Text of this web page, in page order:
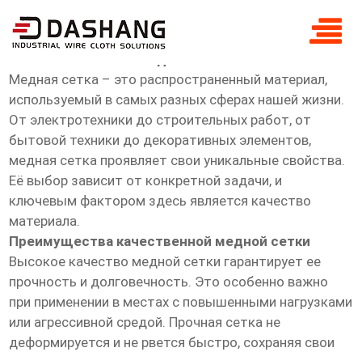
высокое ксчество медная сетка
Медная сетка – это распространенный материал,
используемый в самых разных сферах нашей жизни.
От электротехники до строительных работ, от
бытовой техники до декоративных элементов,
медная сетка проявляет свои уникальные свойства.
Её выбор зависит от конкретной задачи, и
ключевым фактором здесь является качество
материала.
Преимущества качественной медной сетки
Высокое качество медной сетки гарантирует ее
прочность и долговечность. Это особенно важно
при применении в местах с повышенными нагрузками
или агрессивной средой. Прочная сетка не
деформируется и не рвется быстро, сохраняя свои